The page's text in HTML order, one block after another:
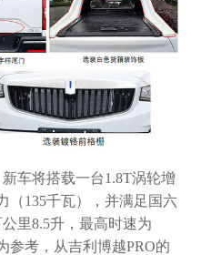
车将搭载一台1.8T涡轮增
（135千瓦），并满足国六
里8.5升，最高时速为
参考，从吉利博越PRO的